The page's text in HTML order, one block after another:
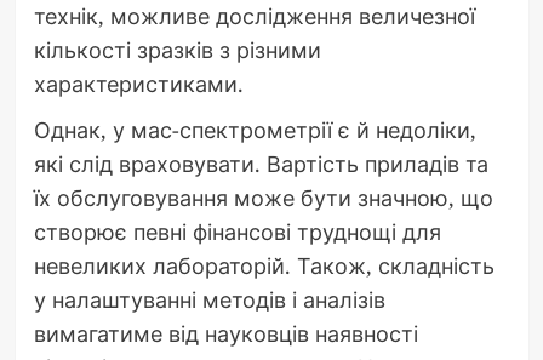
технік, можливе дослідження величезної
кількості зразків з різними
характеристиками.
Однак, у мас-спектрометрії є й недоліки,
які слід враховувати. Вартість приладів та
їх обслуговування може бути значною, що
створює певні фінансові труднощі для
невеликих лабораторій. Також, складність
у налаштуванні методів і аналізів
вимагатиме від науковців наявності